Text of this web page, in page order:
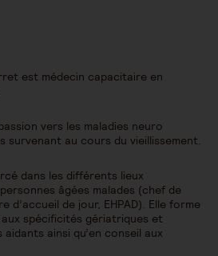
est médecin capacitaire en
vers les maladies neuro
survenant au cours du vieillissement.
dans les différents lieux
âgées malades (chef de
d’accueil de jour, EHPAD). Elle forme
spécificités gériatriques et
ainsi qu’en conseil aux